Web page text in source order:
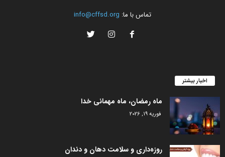
تماس با ما: info@cffsd.org
اخبار بیشتر
ماه رمضان، ماه مهمانی خدا
فوریه 19, 2026
روزه‌داری و سلامت دهان و دندان